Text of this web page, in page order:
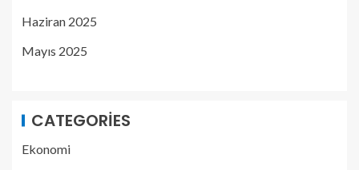
Haziran 2025
Mayıs 2025
CATEGORIES
Ekonomi